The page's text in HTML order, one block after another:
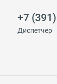
+7
Диспетчер